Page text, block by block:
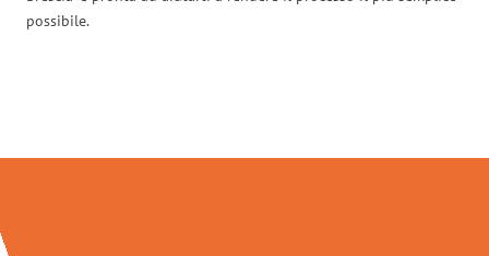
possibile.